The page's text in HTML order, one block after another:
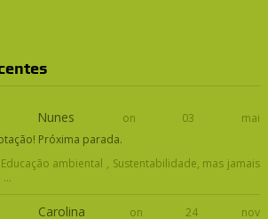
Nunes on 03 mai
Próxima parada.
ambiental , Sustentabilidade, mas jamais
Carolina on 24 nov